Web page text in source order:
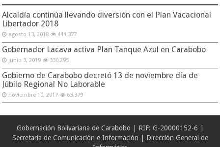
Alcaldía continúa llevando diversión con el Plan Vacacional
Libertador 2018
agosto 13, 2018 444,377
Gobernador Lacava activa Plan Tanque Azul en Carabobo
junio 3, 2019 330,295
Gobierno de Carabobo decretó 13 de noviembre día de
Júbilo Regional No Laborable
noviembre 10, 2017 63,379
Gobernación Bolivariana de Carabobo | RIF: G-20000152-6 |
Secretaría de Comunicación e Información | Dirección General de